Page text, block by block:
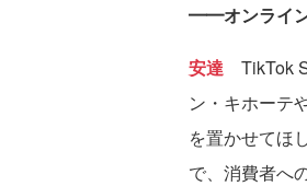
━━オンライン
安達 TikTok
ン・キホーテ
を置かせてほ
で、消費者へ